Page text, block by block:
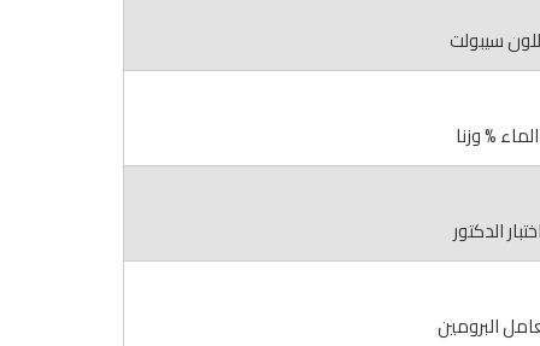
سيبولت
الماء % وزنا
اختبار الدكتور
البرومين